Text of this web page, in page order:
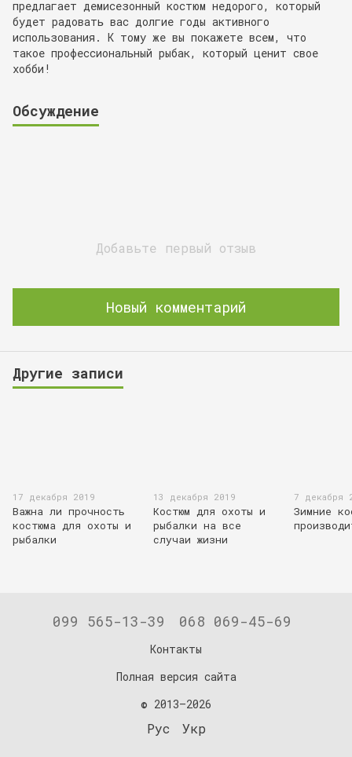
предлагает демисезонный костюм недорого, который
будет радовать вас долгие годы активного
использования. К тому же вы покажете всем, что
такое профессиональный рыбак, который ценит свое
хобби!
Обсуждение
Добавьте первый отзыв
Новый комментарий
Другие записи
17 декабря 2019
Важна ли прочность
костюма для охоты и
рыбалки
13 декабря 2019
Костюм для охоты и
рыбалки на все
случаи жизни
7 декабря
Зимние
099 565-13-39 068 069-45-69
Контакты
Полная версия сайта
© 2013—2026
Рус Укр